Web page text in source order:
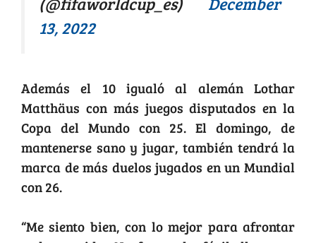
13, 2022
Además el 10 igualó al alemán Lothar
Matthäus con más juegos disputados en la
Copa del Mundo con 25. El domingo, de
mantenerse sano y jugar, también tendrá la
marca de más duelos jugados en un Mundial
con 26.
“Me siento bien, con lo mejor para afrontar